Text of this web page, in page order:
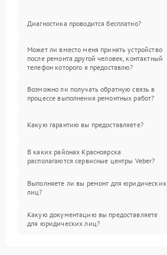
Диагностика проводится бесплатно?
Может ли вместо меня принять устройство
после ремонта другой человек, контактный
телефон которого я предоставлю?
Возможно ли получать обратную связь в
процессе выполнения ремонтных работ?
Какую гарантию вы предоставляете?
В каких районах Красноярска
располагаются сервисные центры Veber?
Выполняете ли вы ремонт для юридических
лиц?
Какую документацию вы предоставляете
для юридических лиц?